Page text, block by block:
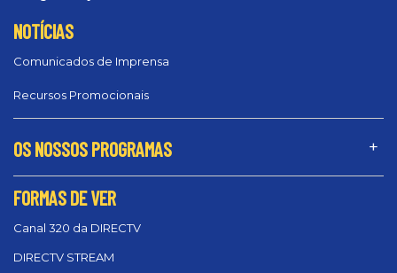
NOTÍCIAS
Comunicados de Imprensa
Recursos Promocionais
OS NOSSOS PROGRAMAS
FORMAS DE VER
Canal 320 da DIRECTV
DIRECTV STREAM